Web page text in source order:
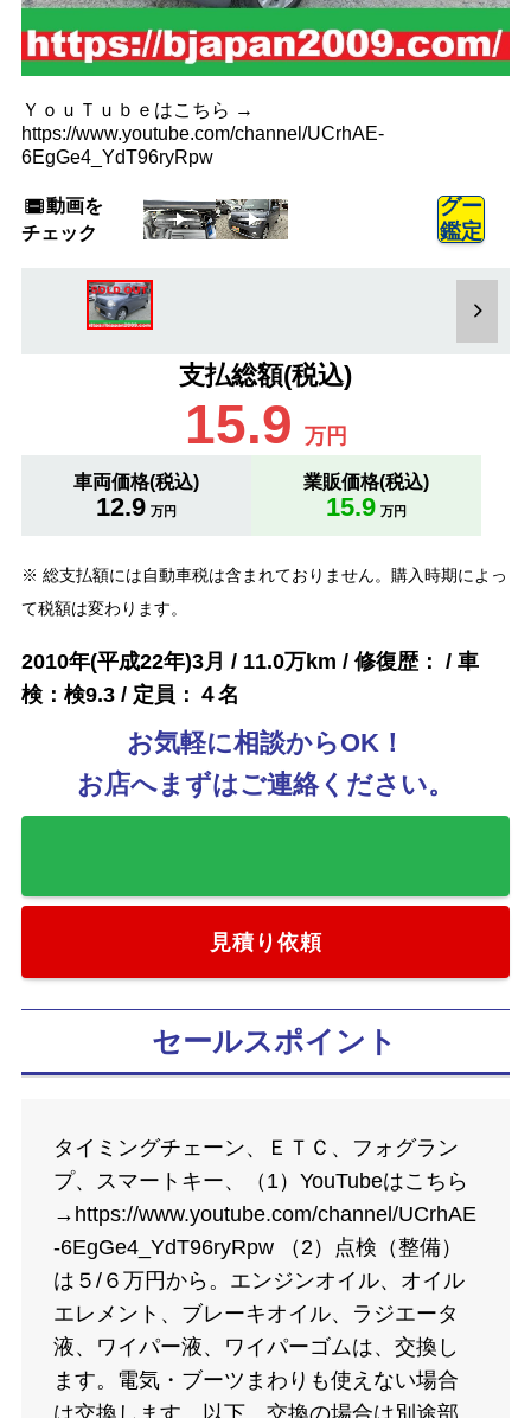
ＹｏｕＴｕｂｅはこちら →
https://www.youtube.com/channel/UCrhAE-
6EgGe4_YdT96ryRpw
動画を
チェック
グー
鑑定
支払総額(税込)
15.9 万円
車両価格(税込)
12.9 万円
業販価格(税込)
15.9 万円
※ 総支払額には自動車税は含まれておりません。購入時期によっ
て税額は変わります。
2010年(平成22年)3月 / 11.0万km / 修復歴： / 車
検：検9.3 / 定員：４名
お気軽に相談からOK！
お店へまずはご連絡ください。
見積り依頼
セールスポイント
タイミングチェーン、ＥＴＣ、フォグラン
プ、スマートキー、（1）YouTubeはこちら
→https://www.youtube.com/channel/UCrhAE
-6EgGe4_YdT96ryRpw （2）点検（整備）
は５/６万円から。エンジンオイル、オイル
エレメント、ブレーキオイル、ラジエータ
液、ワイパー液、ワイパーゴムは、交換し
ます。電気・ブーツまわりも使えない場合
は交換します。以下、交換の場合は別途部